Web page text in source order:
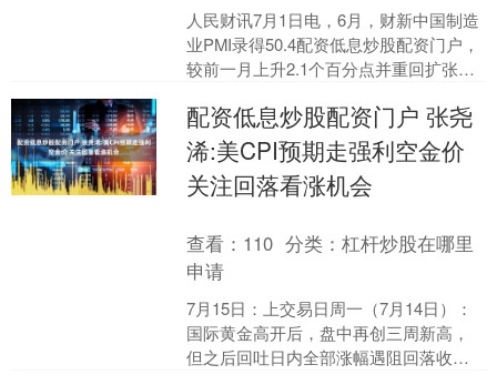
人民财讯7月1日电，6月，财新中国制造
业PMI录得50.4配资低息炒股配资门户，
较前一月上升2.1个百分点并重回扩张区
配资低息炒股配资门户 张尧
浠:美CPI预期走强利空金价
关注回落看涨机会
查看： 110 分类：杠杆炒股在哪里
申请
7月15日：上交易日周一（7月14日）：
国际黄金高开后，盘中再创三周新高，
但之后回吐日内全部涨幅遇阻回落收